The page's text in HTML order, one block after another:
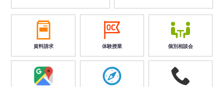
資料請求 体験授業 個別相談会